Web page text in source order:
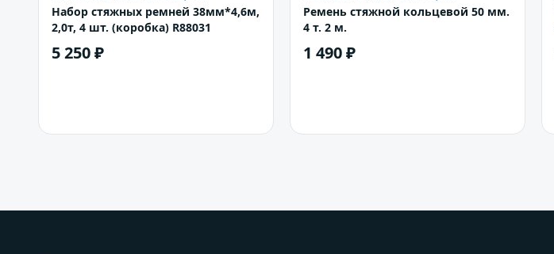
Набор стяжных ремней 38мм*4,6м,
2,0т, 4 шт. (коробка) R88031
5 250 ₽
Ремень стяжной кольцевой 50 мм.
4 т. 2 м.
1 490 ₽